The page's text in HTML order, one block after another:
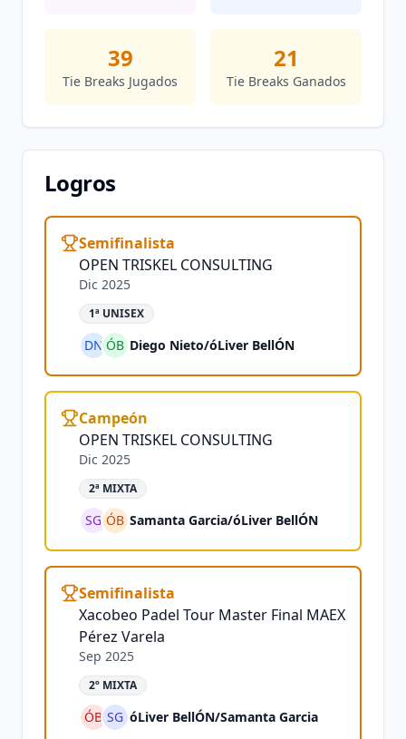
39
Tie Breaks Jugados
21
Tie Breaks Ganados
Logros
Semifinalista
OPEN TRISKEL CONSULTING
Dic 2025
1ª UNISEX
DN ÓB Diego Nieto/óLiver BellÓN
Campeón
OPEN TRISKEL CONSULTING
Dic 2025
2ª MIXTA
SG ÓB Samanta Garcia/óLiver BellÓN
Semifinalista
Xacobeo Padel Tour Master Final MAEX
Pérez Varela
Sep 2025
2º MIXTA
ÓB SG óLiver BellÓN/Samanta Garcia